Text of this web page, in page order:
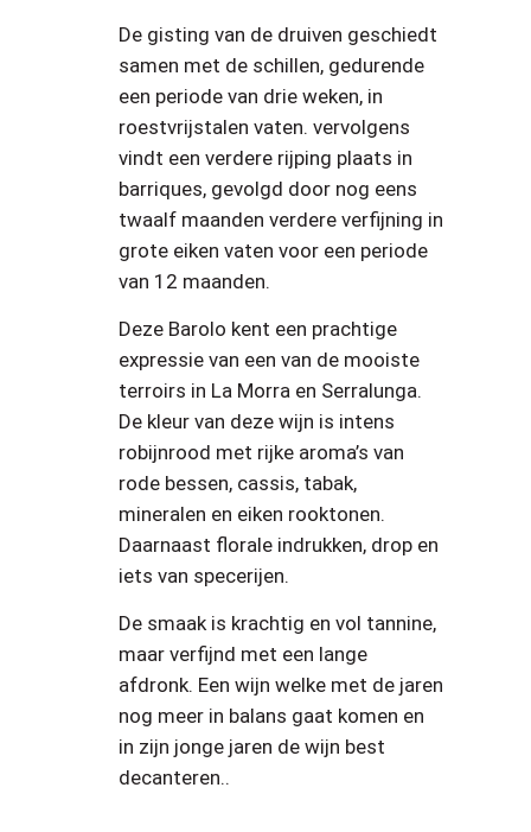
De gisting van de druiven geschiedt
samen met de schillen, gedurende
een periode van drie weken, in
roestvrijstalen vaten. vervolgens
vindt een verdere rijping plaats in
barriques, gevolgd door nog eens
twaalf maanden verdere verfijning in
grote eiken vaten voor een periode
van 12 maanden.
Deze Barolo kent een prachtige
expressie van een van de mooiste
terroirs in La Morra en Serralunga.
De kleur van deze wijn is intens
robijnrood met rijke aroma’s van
rode bessen, cassis, tabak,
mineralen en eiken rooktonen.
Daarnaast florale indrukken, drop en
iets van specerijen.
De smaak is krachtig en vol tannine,
maar verfijnd met een lange
afdronk. Een wijn welke met de jaren
nog meer in balans gaat komen en
in zijn jonge jaren de wijn best
decanteren..